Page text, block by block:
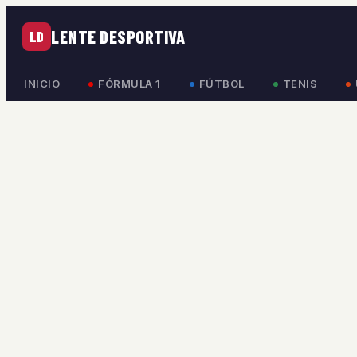
LD LENTE DESPORTIVA
INICIO FÓRMULA 1 FÚTBOL TENIS